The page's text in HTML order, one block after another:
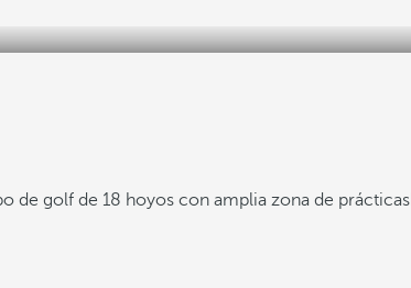
de golf de 18 hoyos con amplia zona de prácticas